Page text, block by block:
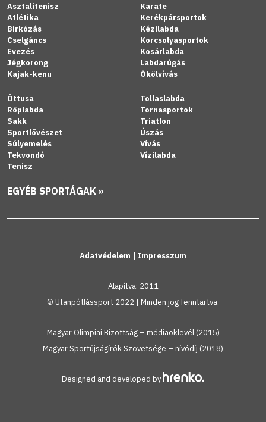
Asztalitenisz
Atlétika
Birkózás
Cselgáncs
Evezés
Jégkorong
Kajak-kenu
Karate
Kerékpársportok
Kézilabda
Korcsolyasportok
Kosárlabda
Labdarúgás
Ökölvívás
Öttusa
Röplabda
Sakk
Sportlövészet
Súlyemelés
Tekvondó
Tenisz
Tollaslabda
Tornasportok
Triatlon
Úszás
Vívás
Vízilabda
EGYÉB SPORTÁGAK »
Adatvédelem | Impresszum
Alapítva: 2011
© Utanpótlássport 2022 | Minden jog fenntartva.
Magyar Olimpiai Bizottság – médiaoklevél (2015)
Magyar Sportújságírók Szövetsége – nívódíj (2018)
Designed and developed by